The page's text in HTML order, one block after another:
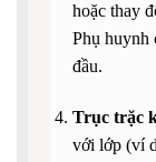
hoặc thay
Phụ huynh
đầu.
Trục trặc
với lớp (ví